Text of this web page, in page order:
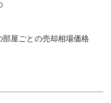
部屋ごとの売却相場価格